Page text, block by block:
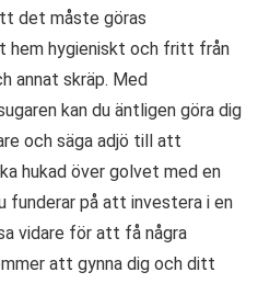
det måste göras
hem hygieniskt och fritt från
annat skräp. Med
kan du äntligen göra dig
och säga adjö till att
hukad över golvet med en
funderar på att investera i en
vidare för att få några
att gynna dig och ditt